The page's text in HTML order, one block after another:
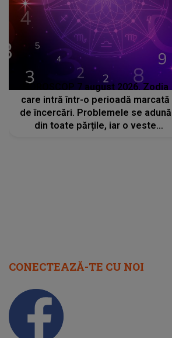
HOROSCOP 7 august 2026. Zodia
care intră într-o perioadă marcată
de încercări. Problemele se adună
din toate părțile, iar o veste
CONECTEAZĂ-TE CU NOI